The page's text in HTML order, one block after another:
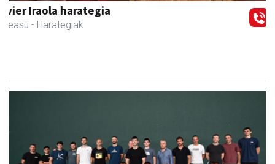
Elizondo taberna
Andoain -